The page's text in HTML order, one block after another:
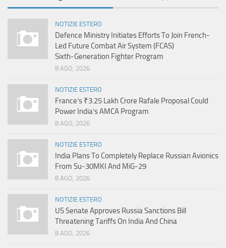
NOTIZIE ESTERO
Defence Ministry Initiates Efforts To Join French-
Led Future Combat Air System (FCAS)
Sixth‑Generation Fighter Program
8 AGO, 2026
NOTIZIE ESTERO
France’s ₹3.25 Lakh Crore Rafale Proposal Could
Power India’s AMCA Program
8 AGO, 2026
NOTIZIE ESTERO
India Plans To Completely Replace Russian Avionics
From Su-30MKI And MiG-29
8 AGO, 2026
NOTIZIE ESTERO
US Senate Approves Russia Sanctions Bill
Threatening Tariffs On India And China
8 AGO, 2026